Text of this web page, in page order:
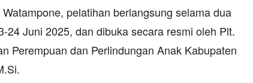
pelatihan berlangsung selama dua
24 Juni 2025, dan dibuka secara resmi oleh Plt.
Perempuan dan Perlindungan Anak Kabupaten